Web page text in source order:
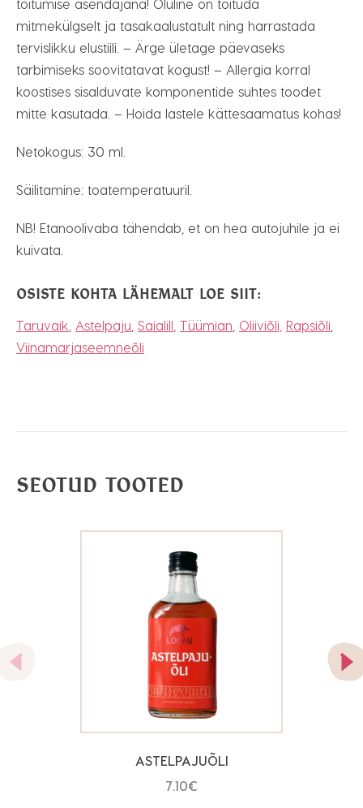
toitumise asendajana! Oluline on toituda
mitmekülgselt ja tasakaalustatult ning harrastada
tervislikku elustiili. – Ärge ületage päevaseks
tarbimiseks soovitatavat kogust! – Allergia korral
koostises sisalduvate komponentide suhtes toodet
mitte kasutada. – Hoida lastele kättesaamatus kohas!
Netokogus: 30 ml.
Säilitamine: toatemperatuuril.
NB! Etanoolivaba tähendab, et on hea autojuhile ja ei
kuivata.
OSISTE KOHTA LÄHEMALT LOE SIIT:
Taruvaik Astelpaju Saialill Tüümian Oliiviõli, Rapsiõli
Viinamarjaseemneõli
SEOTUD TOOTED
ASTELPAJUÕLI
7.10€